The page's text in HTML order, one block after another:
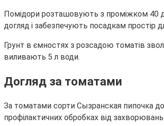
Помідори розташовують з проміжком 40
догляд і забезпечують посадкам простір
Грунт в ємностях з розсадою томатів
виливають 5 л води.
Догляд за томатами
За томатами сорти Сызранская пипочка
профілактичних обробках від захворювань.